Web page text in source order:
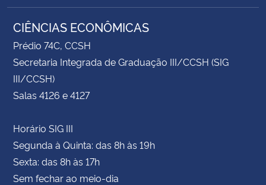
CIÊNCIAS ECONÔMICAS
Prédio 74C, CCSH
Secretaria Integrada de Graduação III/CCSH (SIG
III/CCSH)
Salas 4126 e 4127
Horário SIG III
Segunda à Quinta: das 8h às 19h
Sexta: das 8h às 17h
Sem fechar ao meio-dia